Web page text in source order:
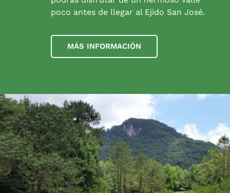
poco antes de llegar al Ejido San José.
MÁS INFORMACIÓN